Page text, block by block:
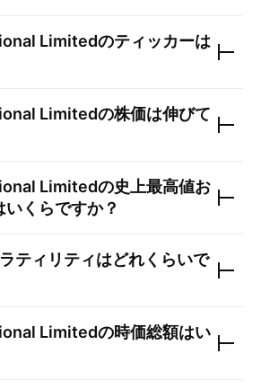
Limitedのティッカーは
Limitedの株価は伸びて
Limitedの史上最高値お
くらですか？
ティリティはどれくらいで
Limitedの時価総額はい